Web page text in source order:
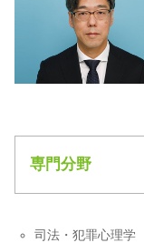
専門分野
司法・犯罪心理学